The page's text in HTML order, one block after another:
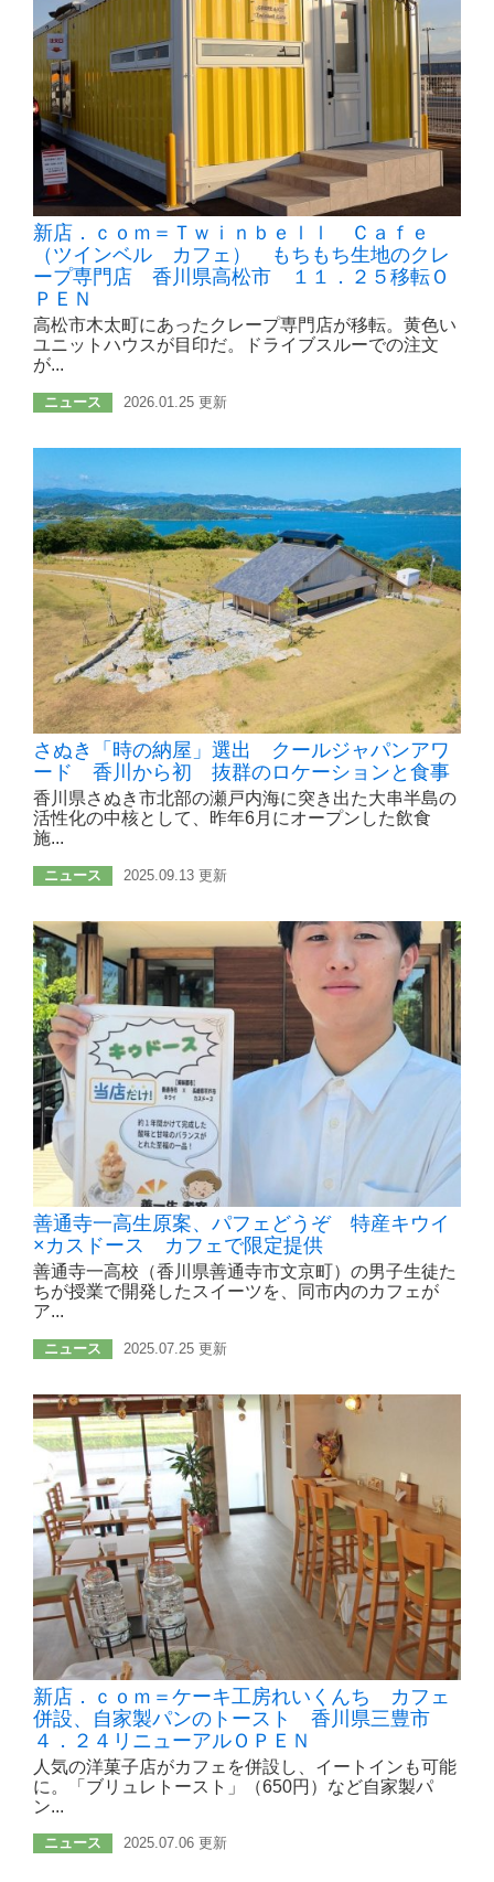
新店．ｃｏｍ＝Ｔｗｉｎｂｅｌｌ Ｃａｆｅ
（ツインベル カフェ） もちもち生地のクレ
ープ専門店 香川県高松市 １１．２５移転Ｏ
ＰＥＮ
高松市木太町にあったクレープ専門店が移転。黄色い
ユニットハウスが目印だ。ドライブスルーでの注文
が...
ニュース 2026.01.25 更新
さぬき「時の納屋」選出 クールジャパンアワ
ード 香川から初 抜群のロケーションと食事
香川県さぬき市北部の瀬戸内海に突き出た大串半島の
活性化の中核として、昨年6月にオープンした飲食
施...
ニュース 2025.09.13 更新
善通寺一高生原案、パフェどうぞ 特産キウイ
×カスドース カフェで限定提供
善通寺一高校（香川県善通寺市文京町）の男子生徒た
ちが授業で開発したスイーツを、同市内のカフェが
ア...
ニュース 2025.07.25 更新
新店．ｃｏｍ＝ケーキ工房れいくんち カフェ
併設、自家製パンのトースト 香川県三豊市
４．２４リニューアルＯＰＥＮ
人気の洋菓子店がカフェを併設し、イートインも可能
に。「ブリュレトースト」（650円）など自家製パ
ン...
ニュース 2025.07.06 更新